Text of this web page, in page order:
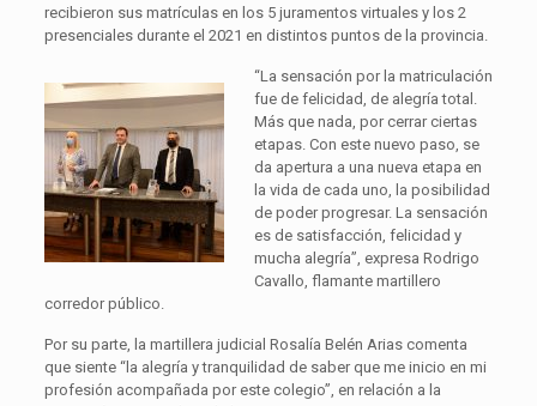
recibieron sus matrículas en los 5 juramentos virtuales y los 2
presenciales durante el 2021 en distintos puntos de la provincia.
“La sensación por la matriculación
fue de felicidad, de alegría total.
Más que nada, por cerrar ciertas
etapas. Con este nuevo paso, se
da apertura a una nueva etapa en
la vida de cada uno, la posibilidad
de poder progresar. La sensación
es de satisfacción, felicidad y
mucha alegría”, expresa Rodrigo
Cavallo, flamante martillero
corredor público.
Por su parte, la martillera judicial Rosalía Belén Arias comenta
que siente “la alegría y tranquilidad de saber que me inicio en mi
profesión acompañada por este colegio”, en relación a la